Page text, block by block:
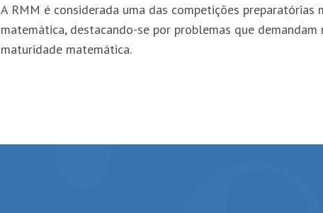
A RMM é considerada uma das competições
matemática, destacando-se por problemas que
maturidade matemática.